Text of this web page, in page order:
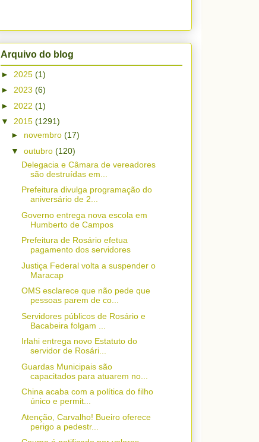
Arquivo do blog
► 2025 (1)
► 2023 (6)
► 2022 (1)
▼ 2015 (1291)
► novembro (17)
▼ outubro (120)
Delegacia e Câmara de vereadores
são destruídas em...
Prefeitura divulga programação do
aniversário de 2...
Governo entrega nova escola em
Humberto de Campos
Prefeitura de Rosário efetua
pagamento dos servidores
Justiça Federal volta a suspender o
Maracap
OMS esclarece que não pede que
pessoas parem de co...
Servidores públicos de Rosário e
Bacabeira folgam ...
Irlahi entrega novo Estatuto do
servidor de Rosári...
Guardas Municipais são
capacitados para atuarem no...
China acaba com a política do filho
único e permit...
Atenção, Carvalho! Bueiro oferece
perigo a pedestr...